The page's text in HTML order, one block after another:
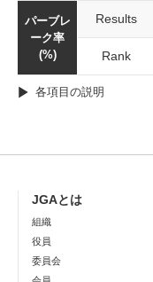
パーブレ
ーク率
(%)
Results
Rank
各項目の説明
JGAとは
組織
役員
委員会